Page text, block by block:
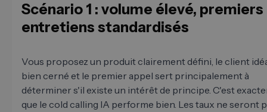
Scénario 1 : volume élevé, premiers
entretiens standardisés
Vous proposez un produit clairement défini, le client
bien cerné et le premier appel sert principalement à
déterminer s'il existe un intérêt de principe. C'est
que le cold calling IA performe bien. Les taux ne seront